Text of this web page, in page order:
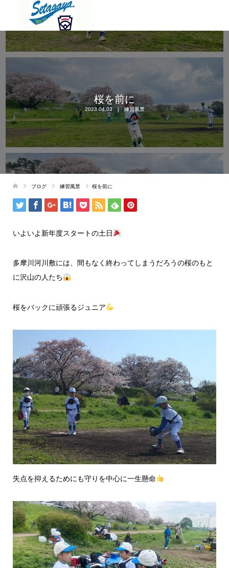
桜を前に
2023.04.03 練習風景
ブログ 練習風景 桜を前に
いよいよ新年度スタートの土日
多摩川河川敷には、間もなく終わってしまうだろうの桜のもと
に沢山の人たち
桜をバックに頑張るジュニア
失点を抑えるためにも守りを中心に一生懸命